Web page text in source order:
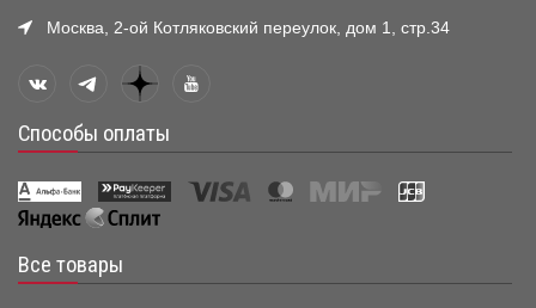
Москва, 2-ой Котляковский переулок, дом 1, стр.34
Способы оплаты
Все товары